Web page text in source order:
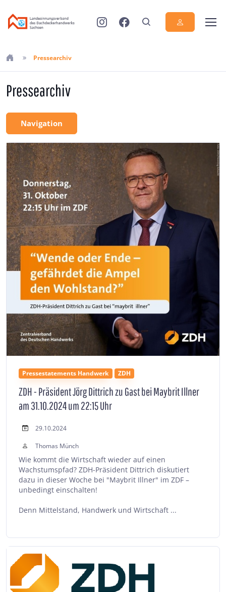
Pressearchiv
Pressearchiv
Navigation
Pressestatements Handwerk ZDH
ZDH - Präsident Jörg Dittrich zu Gast bei Maybrit Illner
am 31.10.2024 um 22:15 Uhr
29.10.2024
Thomas Münch
Wie kommt die Wirtschaft wieder auf einen
Wachstumspfad? ZDH-Präsident Dittrich diskutiert
dazu in dieser Woche bei "Maybrit Illner" im ZDF –
unbedingt einschalten!
Denn Mittelstand, Handwerk und Wirtschaft ...